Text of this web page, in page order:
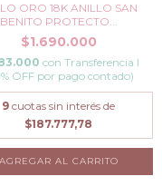
ORO 18K ANILLO SAN
BENITO PROTECTO...
$1.690.000
con Transferencia I
OFF por pago contado)
9 cuotas sin interés de
$187.777,78
AGREGAR AL CARRITO